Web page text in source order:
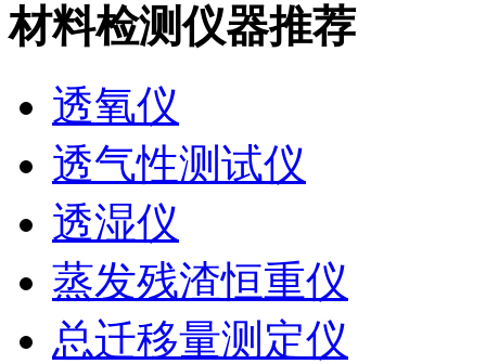
材料检测仪器推荐
透氧仪
透气性测试仪
透湿仪
蒸发残渣恒重仪
总迁移量测定仪